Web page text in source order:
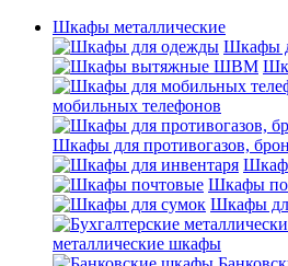
Шкафы металлические
Шкафы
мобильных телефонов
Шкафы для противогазов,
Шкафы
Шкафы
металлические шкафы